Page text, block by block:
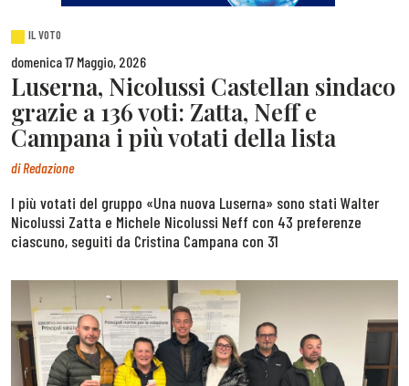
IL VOTO
domenica 17 Maggio, 2026
Luserna, Nicolussi Castellan sindaco
grazie a 136 voti: Zatta, Neff e
Campana i più votati della lista
diRedazione
I più votati del gruppo «Una nuova Luserna» sono stati Walter
Nicolussi Zatta e Michele Nicolussi Neff con 43 preferenze
ciascuno, seguiti da Cristina Campana con 31